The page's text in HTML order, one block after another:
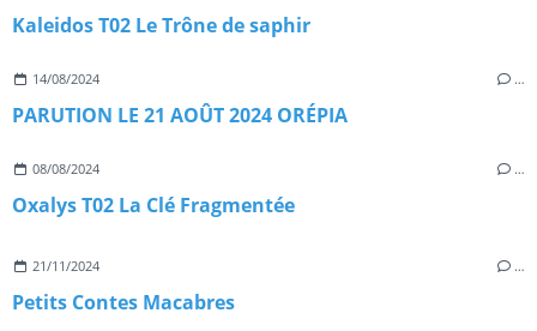
Kaleidos T02 Le Trône de saphir
14/08/2024 …
PARUTION LE 21 AOÛT 2024 ORÉPIA
08/08/2024 …
Oxalys T02 La Clé Fragmentée
21/11/2024 …
Petits Contes Macabres